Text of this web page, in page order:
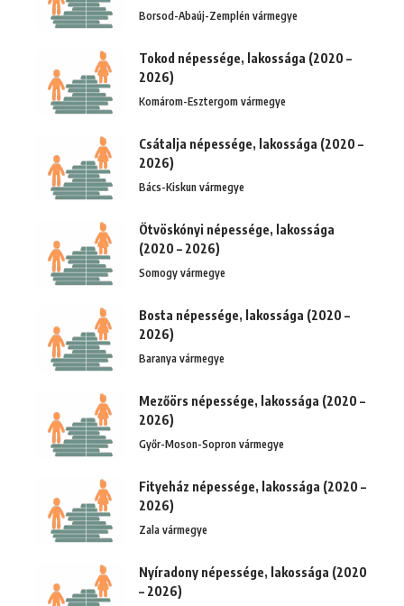
Borsod-Abaúj-Zemplén vármegye
Tokod népessége, lakossága (2020 –
2026)
Komárom-Esztergom vármegye
Csátalja népessége, lakossága (2020 –
2026)
Bács-Kiskun vármegye
Ötvöskónyi népessége, lakossága
(2020 – 2026)
Somogy vármegye
Bosta népessége, lakossága (2020 –
2026)
Baranya vármegye
Mezőörs népessége, lakossága (2020 –
2026)
Győr-Moson-Sopron vármegye
Fityeház népessége, lakossága (2020 –
2026)
Zala vármegye
Nyíradony népessége, lakossága (2020
– 2026)